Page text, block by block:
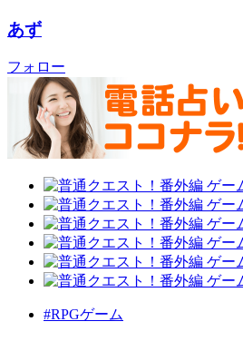
あず
フォロー
#RPGゲーム